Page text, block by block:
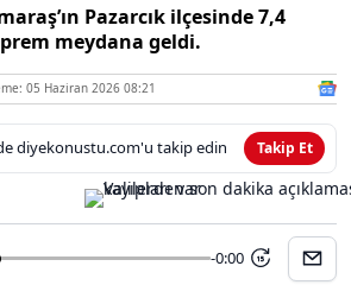
Pazarcık ilçesinde 7,4
meydana geldi.
05 Haziran 2026 08:21
diyekonustu.com'u takip edin Takip Et
-0:00 15